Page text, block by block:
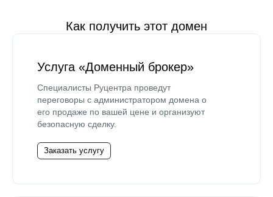
Как получить этот домен
Услуга «Доменный брокер»
Специалисты Руцентра проведут
переговоры с администратором домена о
его продаже по вашей цене и организуют
безопасную сделку.
Заказать услугу